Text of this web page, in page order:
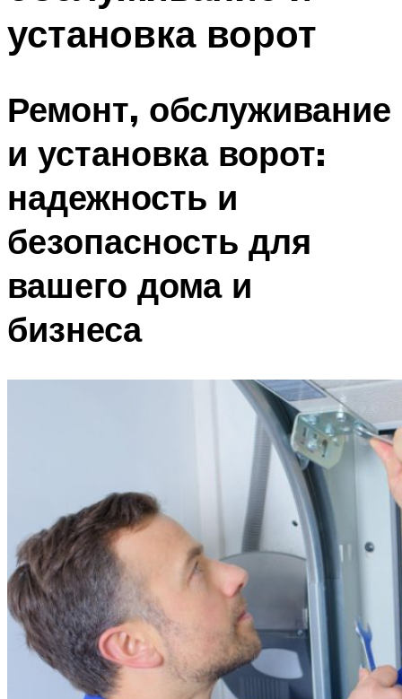
установка ворот
Ремонт, обслуживание
и установка ворот:
надежность и
безопасность для
вашего дома и
бизнеса